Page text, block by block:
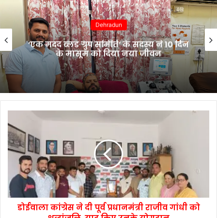
Dehradun
‘एक मदद ब्लड ग्रुप समिति’ के सदस्य ने 10 दिन
के मासूम को दिया नया जीवन
डोईवाला कांग्रेस ने दी पूर्व प्रधानमंत्री राजीव गांधी को